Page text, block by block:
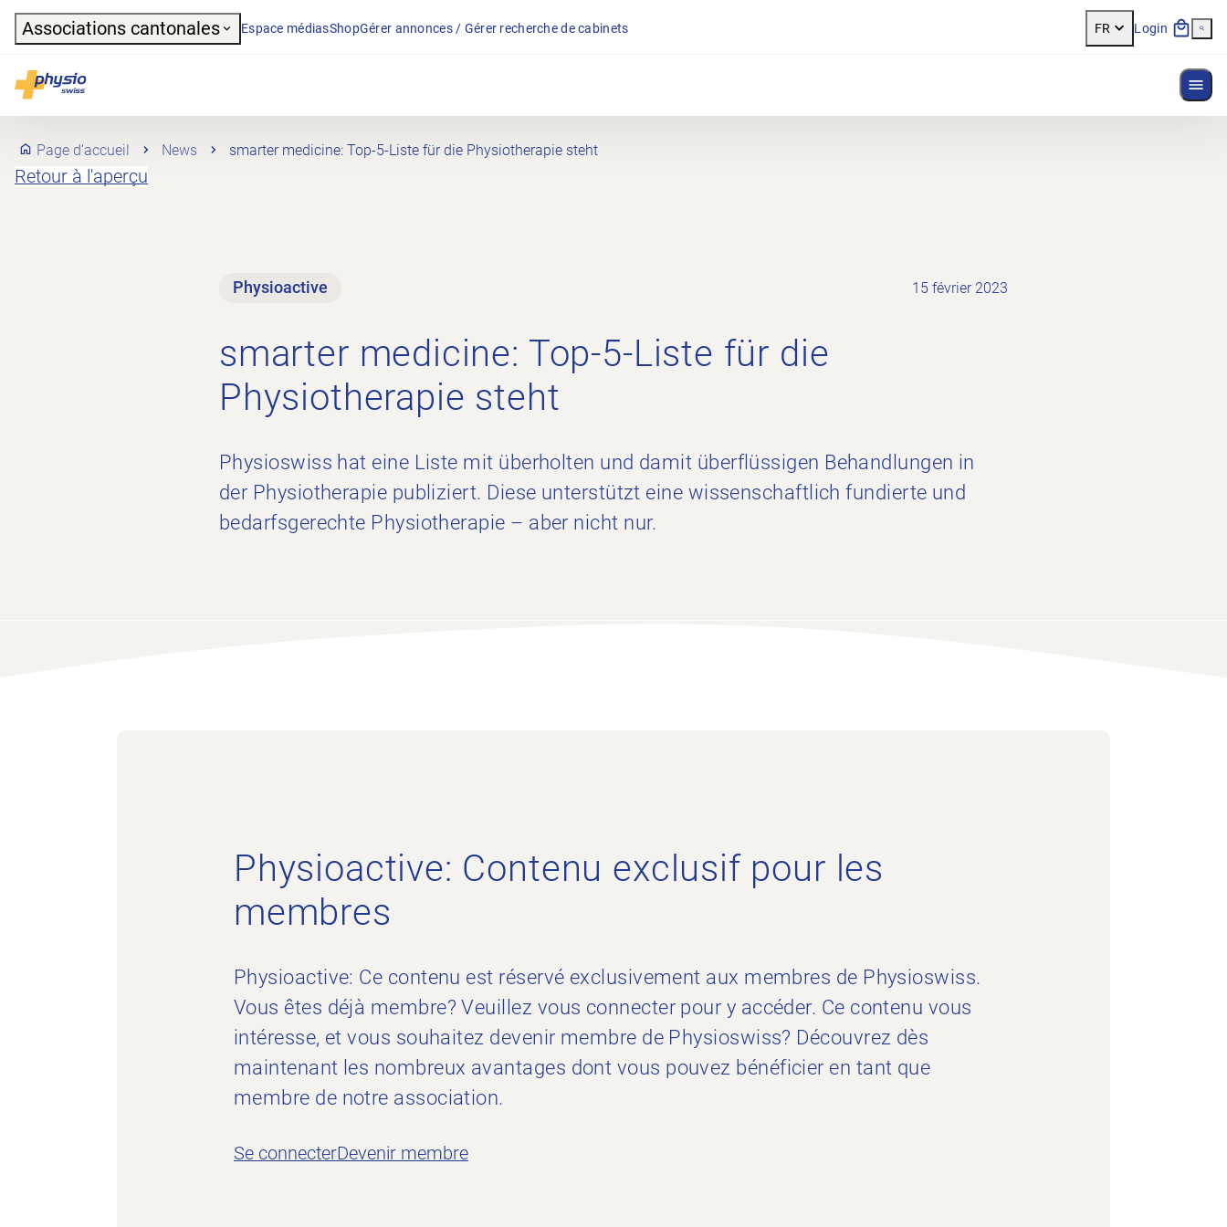
Header
Associations cantonales Espace médiasShopGérer annonces / Gérer recherche de cabinets FR Login
Physioswiss
Navigation principale
Page d’accueil News smarter medicine: Top-5-Liste für die Physiotherapie steht
Retour à l'aperçu
Physioactive 15 février 2023
smarter medicine: Top-5-Liste für die
Physiotherapie steht
Physioswiss hat eine Liste mit überholten und damit überflüssigen Behandlungen in
der Physiotherapie publiziert. Diese unterstützt eine wissenschaftlich fundierte und
bedarfsgerechte Physiotherapie – aber nicht nur.
Physioactive: Contenu exclusif pour les
membres
Physioactive: Ce contenu est réservé exclusivement aux membres de Physioswiss.
Vous êtes déjà membre? Veuillez vous connecter pour y accéder. Ce contenu vous
intéresse, et vous souhaitez devenir membre de Physioswiss? Découvrez dès
maintenant les nombreux avantages dont vous pouvez bénéficier en tant que
membre de notre association.
Se connecterDevenir membre